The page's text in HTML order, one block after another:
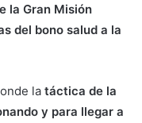
la Gran Misión
del bono salud a la
la táctica de la
y para llegar a